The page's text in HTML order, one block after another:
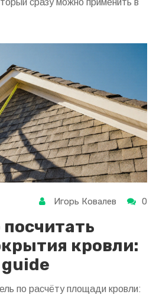
сразу можно применить в
Игорь Ковалев 0
кровли:
по расчёту площади кровли: